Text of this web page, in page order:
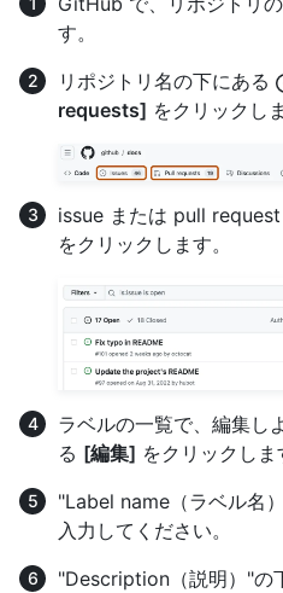
す。
リポジトリ名の下にある
requests] をクリックし
issue または pull
をクリックします。
ラベルの一覧で、編集し
る [編集] をクリックしま
"Label name（ラベル名
入力してください。
"Description（説明）"の